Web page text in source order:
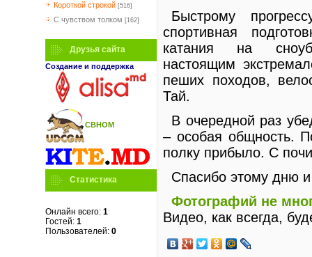
Короткой строкой [516]
C чувством толком [162]
Друзья сайта
Создание и поддержка
СВНОМ
Статистика
Онлайн всего: 1
Гостей: 1
Пользователей: 0
Быстрому
спортивная
катания на
настоящим
пеших походов,
Тай.
В очередной раз
– особая общность.
полку прибыло. С
Спасибо этому дню
Фотографий не
Видео, как всегда,